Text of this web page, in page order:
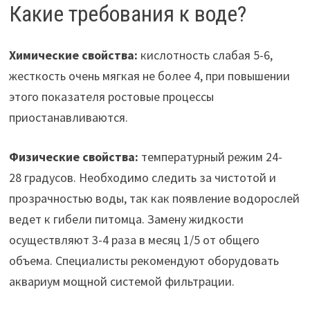
Какие требования к воде?
Химические свойства: кислотность слабая 5-6,
жесткость очень мягкая не более 4, при повышении
этого показателя ростовые процессы
приостанавливаются.
Физические свойства: температурный режим 24-
28 градусов. Необходимо следить за чистотой и
прозрачностью воды, так как появление водорослей
ведет к гибели питомца. Замену жидкости
осуществляют 3-4 раза в месяц 1/5 от общего
объема. Специалисты рекомендуют оборудовать
аквариум мощной системой фильтрации.